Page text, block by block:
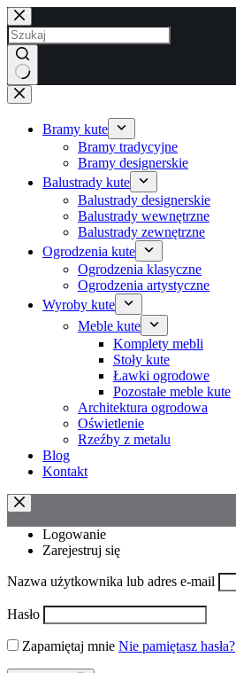
Przejdź
do
treści
Brak
wyników
Bramy kute
Bramy tradycyjne
Bramy designerskie
Balustrady kute
Balustrady designerskie
Balustrady wewnętrzne
Balustrady zewnętrzne
Ogrodzenia kute
Ogrodzenia klasyczne
Ogrodzenia artystyczne
Wyroby kute
Meble kute
Komplety mebli
Stoły kute
Ławki ogrodowe
Pozostałe meble kute
Architektura ogrodowa
Oświetlenie
Rzeźby z metalu
Blog
Kontakt
Logowanie
Zarejestruj się
Nazwa użytkownika lub adres e-mail
Hasło
Zapamiętaj mnie Nie pamiętasz hasła?